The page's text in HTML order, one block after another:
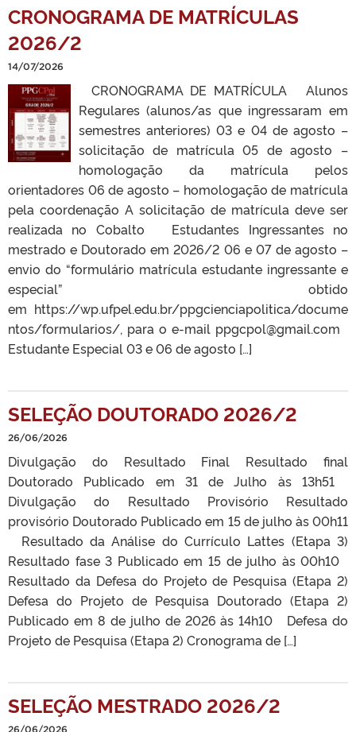
CRONOGRAMA DE MATRÍCULAS
2026/2
14/07/2026
CRONOGRAMA DE MATRÍCULA Alunos
Regulares (alunos/as que ingressaram em
semestres anteriores) 03 e 04 de agosto –
solicitação de matrícula 05 de agosto –
homologação da matrícula pelos
orientadores 06 de agosto – homologação de matrícula
pela coordenação A solicitação de matrícula deve ser
realizada no Cobalto Estudantes Ingressantes no
mestrado e Doutorado em 2026/2 06 e 07 de agosto –
envio do “formulário matrícula estudante ingressante e
especial” obtido
em https://wp.ufpel.edu.br/ppgcienciapolitica/docume
ntos/formularios/, para o e-mail ppgcpol@gmail.com
Estudante Especial 03 e 06 de agosto […]
SELEÇÃO DOUTORADO 2026/2
26/06/2026
Divulgação do Resultado Final Resultado final
Doutorado Publicado em 31 de Julho às 13h51
Divulgação do Resultado Provisório Resultado
provisório Doutorado Publicado em 15 de julho às 00h11
Resultado da Análise do Currículo Lattes (Etapa 3)
Resultado fase 3 Publicado em 15 de julho às 00h10
Resultado da Defesa do Projeto de Pesquisa (Etapa 2)
Defesa do Projeto de Pesquisa Doutorado (Etapa 2)
Publicado em 8 de julho de 2026 às 14h10 Defesa do
Projeto de Pesquisa (Etapa 2) Cronograma de […]
SELEÇÃO MESTRADO 2026/2
26/06/2026